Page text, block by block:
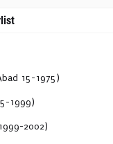
15-1975)
1999)
2002)